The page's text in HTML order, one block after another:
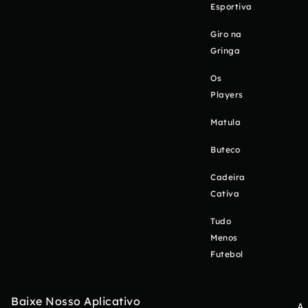
Esportiva
Giro na
Gringa
Os
Players
Matula
Buteco
Cadeira
Cativa
Tudo
Menos
Futebol
Baixe Nosso Aplicativo